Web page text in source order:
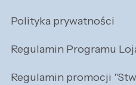
Polityka prywatności
Regulamin Programu
Regulamin promocji